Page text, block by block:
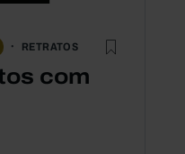
RETRATOS
com